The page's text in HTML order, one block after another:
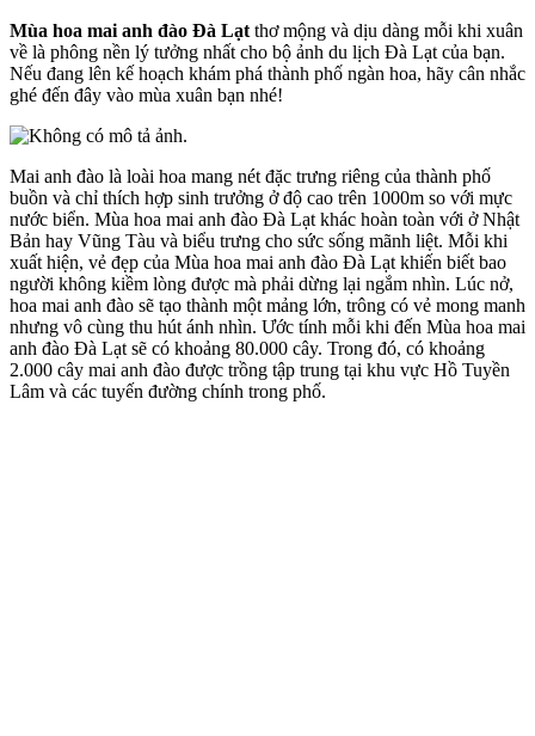
Mùa hoa mai anh đào Đà Lạt thơ mộng và dịu dàng mỗi khi xuân
về là phông nền lý tưởng nhất cho bộ ảnh du lịch Đà Lạt của bạn.
Nếu đang lên kế hoạch khám phá thành phố ngàn hoa, hãy cân nhắc
ghé đến đây vào mùa xuân bạn nhé!
Mai anh đào là loài hoa mang nét đặc trưng riêng của thành phố
buồn và chỉ thích hợp sinh trưởng ở độ cao trên 1000m so với mực
nước biển. Mùa hoa mai anh đào Đà Lạt khác hoàn toàn với ở Nhật
Bản hay Vũng Tàu và biểu trưng cho sức sống mãnh liệt. Mỗi khi
xuất hiện, vẻ đẹp của Mùa hoa mai anh đào Đà Lạt khiến biết bao
người không kiềm lòng được mà phải dừng lại ngắm nhìn. Lúc nở,
hoa mai anh đào sẽ tạo thành một mảng lớn, trông có vẻ mong manh
nhưng vô cùng thu hút ánh nhìn. Ước tính mỗi khi đến Mùa hoa mai
anh đào Đà Lạt sẽ có khoảng 80.000 cây. Trong đó, có khoảng
2.000 cây mai anh đào được trồng tập trung tại khu vực Hồ Tuyền
Lâm và các tuyến đường chính trong phố.